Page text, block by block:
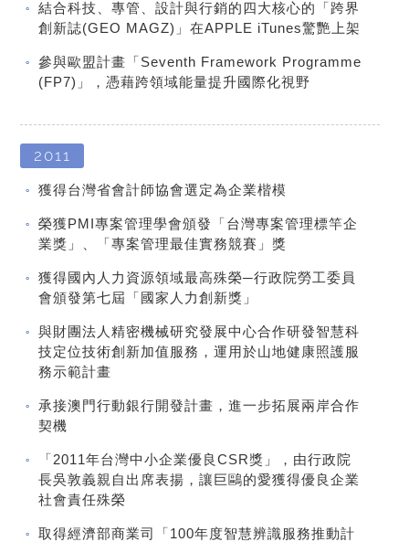
結合科技、專管、設計與行銷的四大核心的「跨界
創新誌(GEO MAGZ)」在APPLE iTunes驚艷上架
參與歐盟計畫「Seventh Framework Programme
(FP7)」，憑藉跨領域能量提升國際化視野
2011
獲得台灣省會計師協會選定為企業楷模
榮獲PMI專案管理學會頒發「台灣專案管理標竿企
業獎」、「專案管理最佳實務競賽」獎
獲得國內人力資源領域最高殊榮─行政院勞工委員
會頒發第七屆「國家人力創新獎」
與財團法人精密機械研究發展中心合作研發智慧科
技定位技術創新加值服務，運用於山地健康照護服
務示範計畫
承接澳門行動銀行開發計畫，進一步拓展兩岸合作
契機
「2011年台灣中小企業優良CSR獎」，由行政院
長吳敦義親自出席表揚，讓巨鷗的愛獲得優良企業
社會責任殊榮
取得經濟部商業司「100年度智慧辨識服務推動計